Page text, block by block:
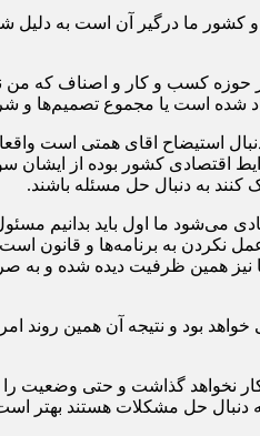
حوزه کسب و کار و اصناف که
شده است یا مجموع تصمیم‌ها و
استیضاح اقای همتی است واقعا
همتی در این ۶ ماه تصمیمی گرفته که به ضرر
به دنبال حل مسئله باشند.
ما اول باید بدانیم
نکردن به برنامه‌ها و قانون
همین ظرفیت دیده شده و به
بود و نتیجه آن همین
نخواهد گذاشت و حتی وضعیت
دنبال حل مشکلات هستند بهتر